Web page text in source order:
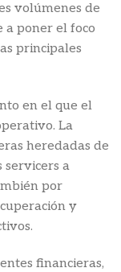
volúmenes de
a poner el foco
principales
en el que el
La
heredadas de
servicers a
por
y
financieras,